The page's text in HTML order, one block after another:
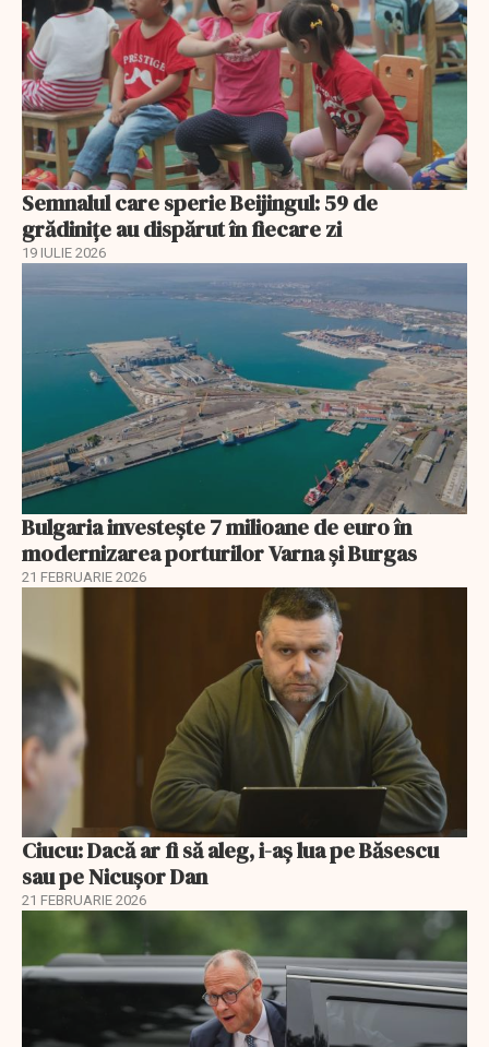
Semnalul care sperie Beijingul: 59 de
grădinițe au dispărut în fiecare zi
19 IULIE 2026
Bulgaria investește 7 milioane de euro în
modernizarea porturilor Varna și Burgas
21 FEBRUARIE 2026
Ciucu: Dacă ar fi să aleg, i-aș lua pe Băsescu
sau pe Nicușor Dan
21 FEBRUARIE 2026